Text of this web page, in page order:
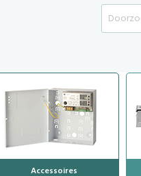
Search
Accessoires